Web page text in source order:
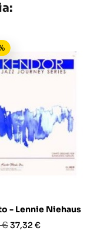
- Lennie Niehaus
€Prezzo
37,32 €